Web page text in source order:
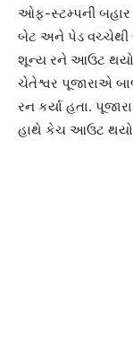
ઓફ-સ્ટમ્પની બહાર
બેટ અને પેડ વચ્ચેથી
શૂન્ય રને આઉટ
ચેતેશ્વર પૂજારાએ
રન કર્યા હતા.
હાથે કેચ આઉટ થયો